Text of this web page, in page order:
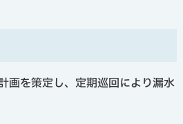
画を策定し、定期巡回により漏水